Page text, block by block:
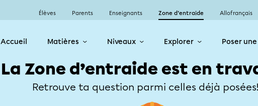
Élèves Parents Enseignants Zone d’entraide Allofrançais
Accueil Matières Niveaux Explorer Poser
La Zone d’entraide est en
Retrouve ta question parmi celles déjà